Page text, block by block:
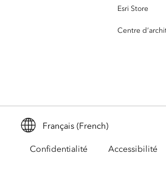
Esri Store
Centre
Français (French)
Confidentialité Accessibilité